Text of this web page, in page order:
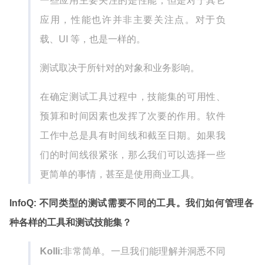
应用，性能也许并非主要关注点。对于负
载、UI 等，也是一样的。
测试取决于所针对的对象和业务影响。
在确定测试工具过程中，技能集的可用性、
预算和时间因素也发挥了次要的作用。软件
工作中总是具有时间线和截至日期。如果我
们的时间线很紧张，那么我们可以选择一些
更简单的事情，甚至是使用商业工具。
InfoQ: 不同类型的测试需要不同的工具。我们如何管理各
种各样的工具和测试技能集？
Kolli:非常简单。一旦我们能理解并洞悉不同